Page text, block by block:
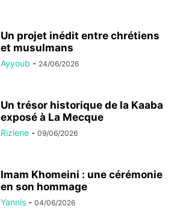
Un projet inédit entre chrétiens
et musulmans
Ayyoub - 24/06/2026
Un trésor historique de la Kaaba
exposé à La Mecque
Rizlene - 09/06/2026
Imam Khomeini : une cérémonie
en son hommage
Yannis - 04/06/2026